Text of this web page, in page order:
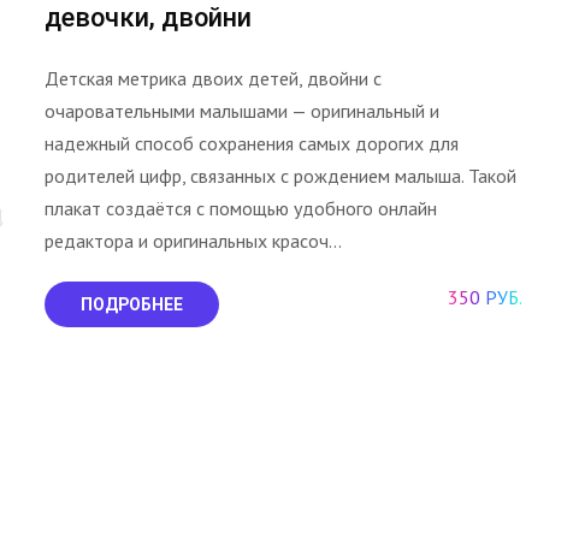
девочки, двойни
Детская метрика двоих детей, двойни с
очаровательными малышами — оригинальный и
надежный способ сохранения самых дорогих для
родителей цифр, связанных с рождением малыша. Такой
плакат создаётся с помощью удобного онлайн
редактора и оригинальных красоч...
ПОДРОБНЕЕ 350 РУБ.